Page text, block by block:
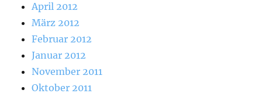
April 2012
März 2012
Februar 2012
Januar 2012
November 2011
Oktober 2011